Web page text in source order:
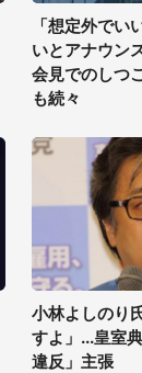
「想定外でい
いとアナウン
会見でのしつ
も続々
小林よしのり
すよ」...皇室
違反」主張